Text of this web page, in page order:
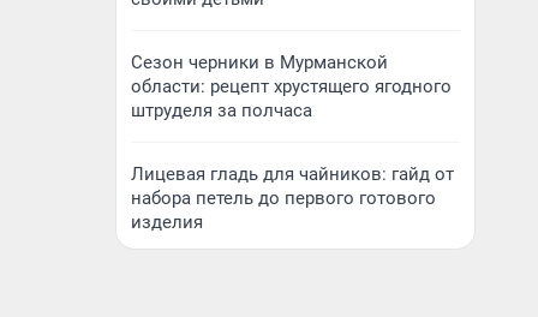
Сезон черники в Мурманской
области: рецепт хрустящего ягодного
штруделя за полчаса
Лицевая гладь для чайников: гайд от
набора петель до первого готового
изделия